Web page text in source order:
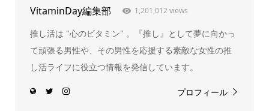
VitaminDay編集部 1,201,012 views
推し活は "心のビタミン" 。『推し』として夢に向かっ
て頑張る男性や、その男性を応援する素敵な女性の推
し活ライフに役立つ情報を発信しています。
プロフィール